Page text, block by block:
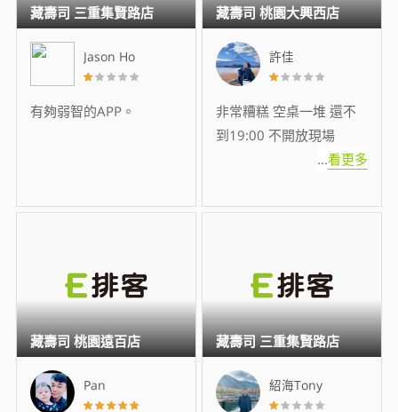
Jason Ho
有夠弱智的APP。
藏壽司 三重集賢路店
許佳
非常糟糕 空桌一堆 還不
到19:00 不開放現場
...看更多
藏壽司 桃園大興西店
Pan
藏壽司 桃園遠百店
紹海Tony
藏壽司 三重集賢路店